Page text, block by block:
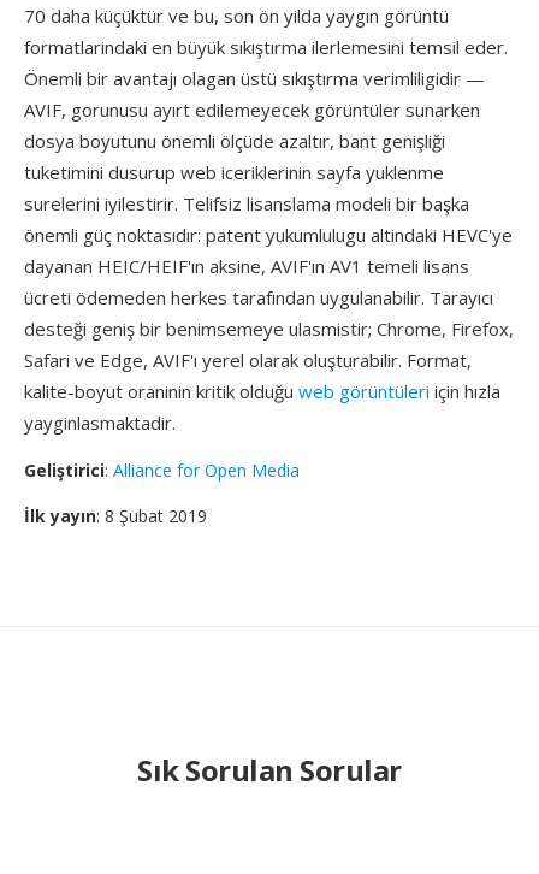
70 daha küçüktür ve bu, son ön yilda yaygın görüntü
formatlarindaki en büyük sıkıştırma ilerlemesini temsil eder.
Önemli bir avantajı olagan üstü sıkıştırma verimliligidir —
AVIF, gorunusu ayırt edilemeyecek görüntüler sunarken
dosya boyutunu önemli ölçüde azaltır, bant genişliği
tuketimini dusurup web iceriklerinin sayfa yuklenme
surelerini iyilestirir. Telifsiz lisanslama modeli bir başka
önemli güç noktasıdır: patent yukumlulugu altindaki HEVC'ye
dayanan HEIC/HEIF'ın aksine, AVIF'ın AV1 temeli lisans
ücreti ödemeden herkes tarafından uygulanabilir. Tarayıcı
desteği geniş bir benimsemeye ulasmistir; Chrome, Firefox,
Safari ve Edge, AVIF'ı yerel olarak oluşturabilir. Format,
kalite-boyut oraninin kritik olduğu web görüntüleri için hızla
yayginlasmaktadir.
Geliştirici: Alliance for Open Media
İlk yayın: 8 Şubat 2019
Sık Sorulan Sorular